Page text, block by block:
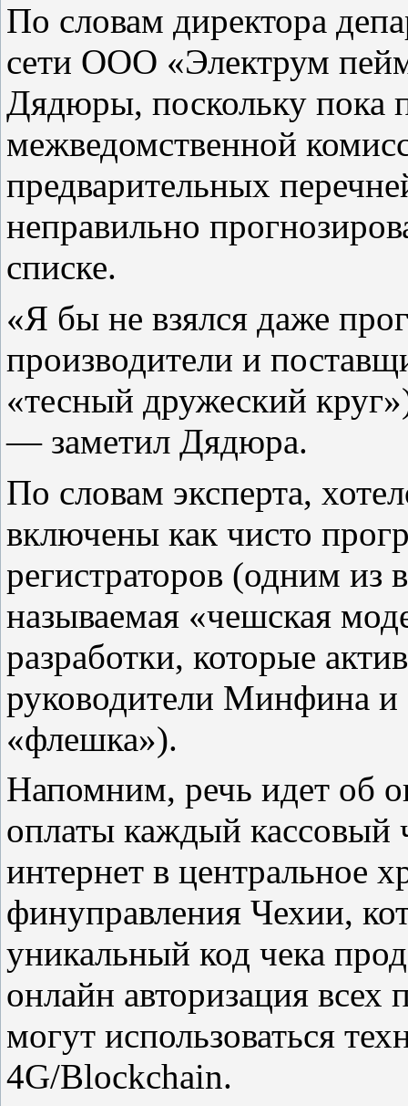
По словам директора
сети ООО «Электрум
Дядюры, поскольку пока
межведомственной
предварительных
неправильно
списке.
«Я бы не взялся даже
производители и
«тесный дружеский
— заметил Дядюра.
По словам эксперта,
включены как чисто
регистраторов (одним из
называемая «чешская
разработки, которые
руководители Минфина
«флешка»).
Напомним, речь идет об
оплаты каждый кассовый
интернет в центральное
финуправления Чехии,
уникальный код чека
онлайн авторизация всех
могут использоваться
4G/Blockchain.